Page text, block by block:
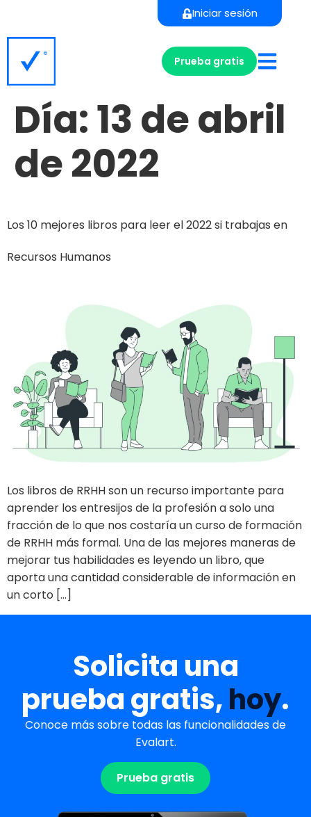
Iniciar sesión
Prueba gratis
Día:13 de abril
de 2022
Los 10 mejores libros para leer el 2022 si trabajas en
Recursos Humanos
Los libros de RRHH son un recurso importante para
aprender los entresijos de la profesión a solo una
fracción de lo que nos costaría un curso de formación
de RRHH más formal. Una de las mejores maneras de
mejorar tus habilidades es leyendo un libro, que
aporta una cantidad considerable de información en
un corto […]
Solicita una
prueba gratis,hoy.
Conoce más sobre todas las funcionalidades de
Evalart.
Prueba gratis